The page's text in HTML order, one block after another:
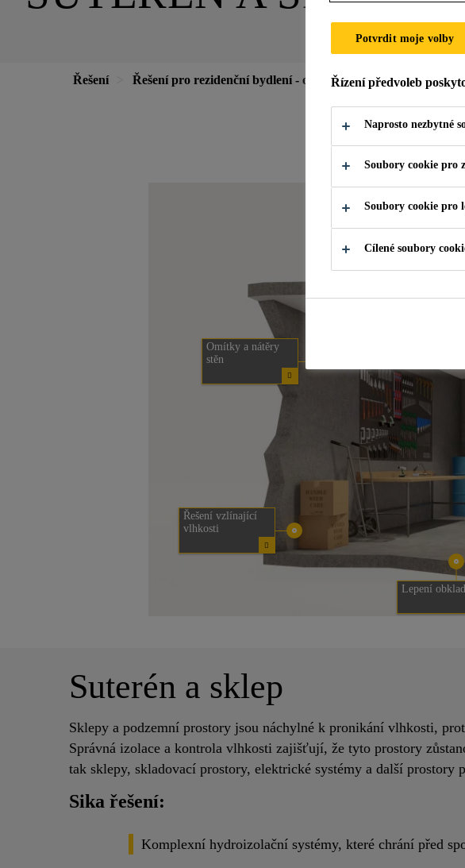
Řešení Řešení pro rezidenční bydlení - od základů až po střechu
Omítky a nátěry
stěn
Lepení
Řešení vzlínající
vlhkosti
Suterén a sklep
Sklepy a podzemní prostory jsou náchylné k pronikání vlhkosti,
Správná izolace a kontrola vlhkosti zajišťují, že tyto prostory
tak sklepy, skladovací prostory, elektrické systémy a další prostory
Sika řešení:
Komplexní hydroizolační systémy, které chrání před
Potvrdit moje volby
Řízení předvoleb
Naprosto nezbytné
Soubory cookie pro
Soubory cookie pro
Cílené soubory